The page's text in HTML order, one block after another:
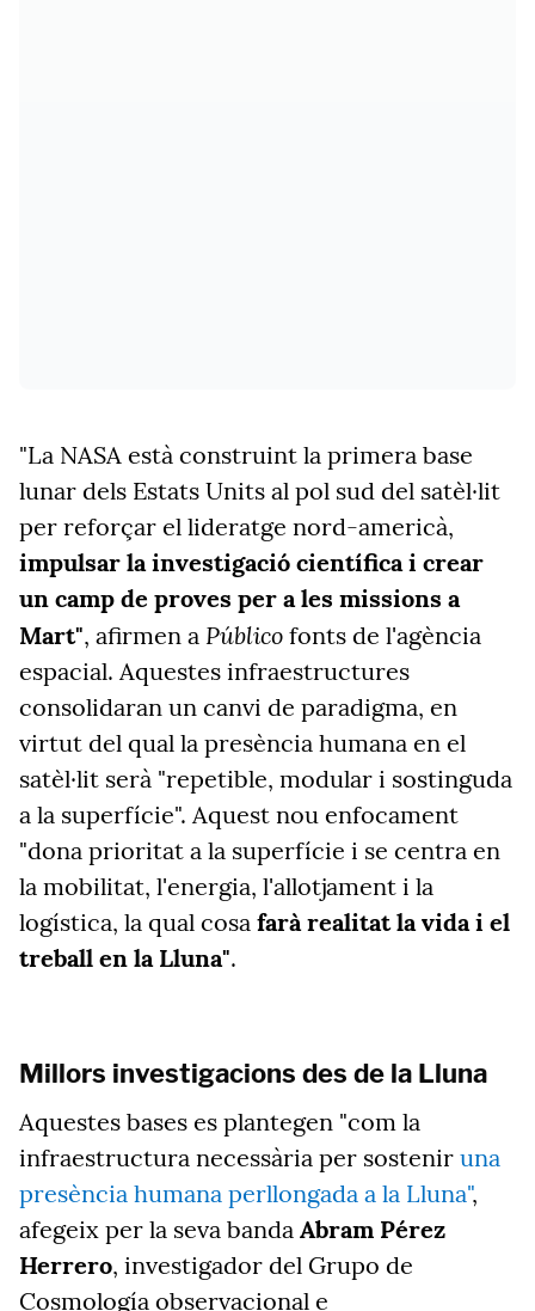
"La NASA està construint la primera base
lunar dels Estats Units al pol sud del satèl·lit
per reforçar el lideratge nord-americà,
impulsar la investigació científica i crear
un camp de proves per a les missions a
Mart", afirmen a Público fonts de l'agència
espacial. Aquestes infraestructures
consolidaran un canvi de paradigma, en
virtut del qual la presència humana en el
satèl·lit serà "repetible, modular i sostinguda
a la superfície". Aquest nou enfocament
"dona prioritat a la superfície i se centra en
la mobilitat, l'energia, l'allotjament i la
logística, la qual cosa farà realitat la vida i el
treball en la Lluna".
Millors investigacions des de la Lluna
Aquestes bases es plantegen "com la
infraestructura necessària per sostenir una
presència humana perllongada a la Lluna",
afegeix per la seva banda Abram Pérez
Herrero, investigador del Grupo de
Cosmología observacional e